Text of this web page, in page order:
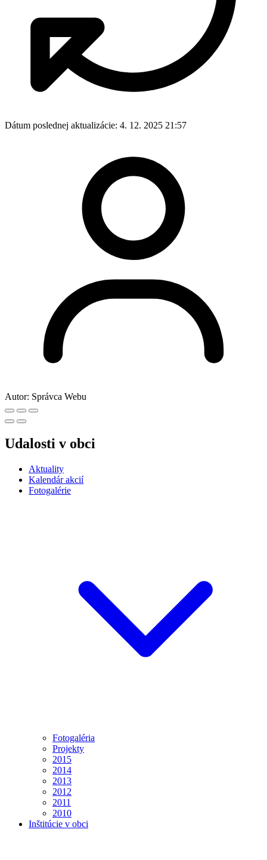
Dátum poslednej aktualizácie: 4. 12. 2025 21:57
Autor: Správca Webu
Udalosti v obci
Aktuality
Kalendár akcií
Fotogalérie
Fotogaléria
Projekty
2015
2014
2013
2012
2011
2010
Inštitúcie v obci